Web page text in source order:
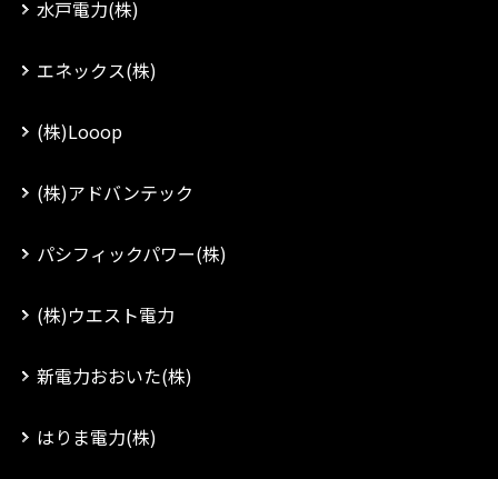
水戸電力(株)
エネックス(株)
(株)Looop
(株)アドバンテック
パシフィックパワー(株)
(株)ウエスト電力
新電力おおいた(株)
はりま電力(株)